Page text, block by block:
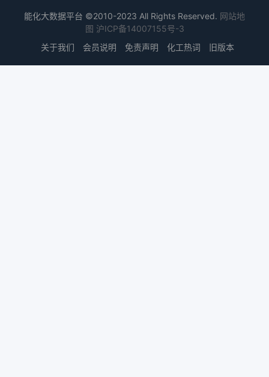
能化大数据平台 ©2010-2023 All Rights Reserved. 网站地
图 沪ICP备14007155号-3
关于我们
会员说明 免责声明 化工热词 旧版本